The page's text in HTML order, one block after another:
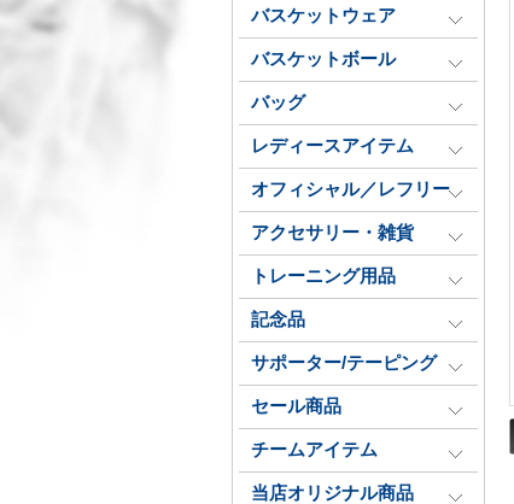
バスケットウェア
バスケットボール
バッグ
レディースアイテム
オフィシャル／レフリー
アクセサリー・雑貨
トレーニング用品
記念品
サポーター/テーピング
セール商品
チームアイテム
当店オリジナル商品